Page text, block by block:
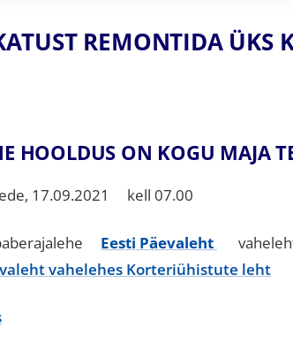
REMONTIDA ÜKS
HOOLDUS ON KOGU MAJA
17.09.2021 kell 07.00
Eesti Päevaleht
vahelehes Korteriühistute leht